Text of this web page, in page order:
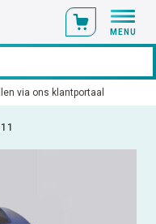
MENU
via ons klantportaal